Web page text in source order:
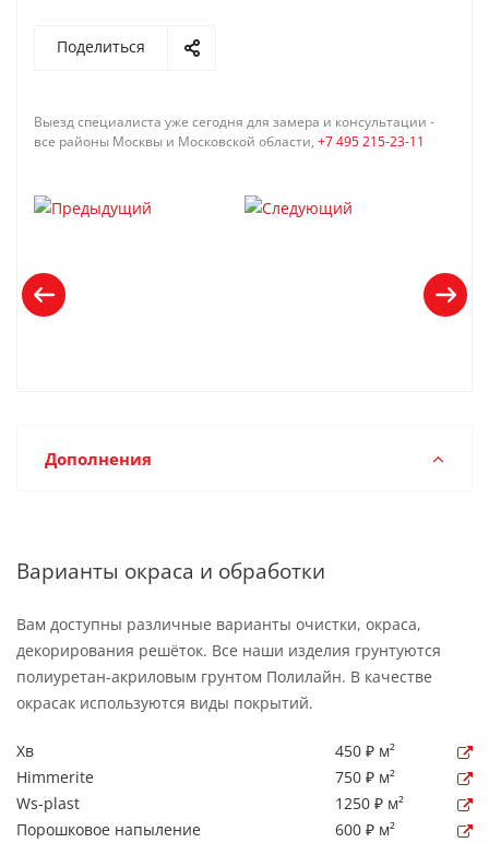
Поделиться
Выезд специалиста уже сегодня для замера и консультации -
все районы Москвы и Московской области, +7 495 215-23-11
Дополнения
Варианты окраса и обработки
Вам доступны различные варианты очистки, окраса,
декорирования решёток. Все наши изделия грунтуются
полиуретан-акриловым грунтом Полилайн. В качестве
окрасак используются виды покрытий.
Хв
450 ₽ м²
Himmerite
750 ₽ м²
Ws-plast
1250 ₽ м²
Порошковое напыление
600 ₽ м²